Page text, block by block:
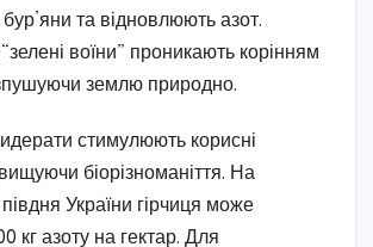
бур’яни та відновлюють азот.
“зелені воїни” проникають корінням
землю природно.
стимулюють корисні
біорізноманіття. На
України гірчиця може
кг азоту на гектар. Для